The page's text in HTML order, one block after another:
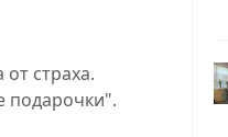
страха.
подарочки".